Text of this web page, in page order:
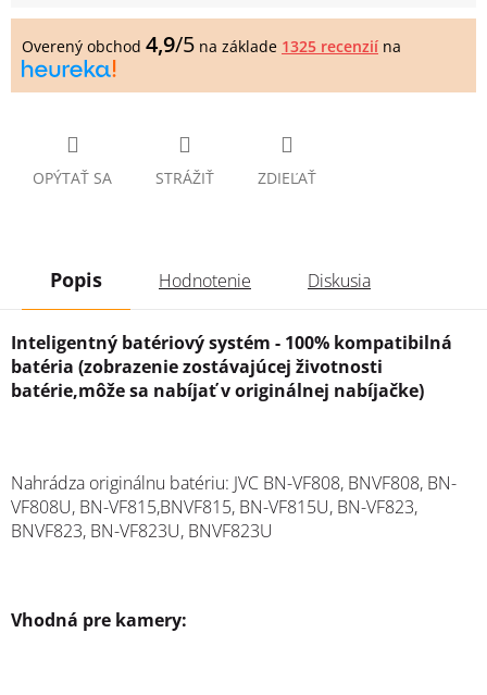
OPÝTAŤ SA STRÁŽIŤ ZDIEĽAŤ
cena:
Overený obchod 4,9/5 na základe 1325 recenzií na
Popis Hodnotenie Diskusia
Inteligentný batériový systém - 100% kompatibilná
batéria (zobrazenie zostávajúcej životnosti
batérie,môže sa nabíjať v originálnej nabíjačke)
Nahrádza originálnu batériu: JVC BN-VF808, BNVF808, BN-
VF808U, BN-VF815,BNVF815, BN-VF815U, BN-VF823,
BNVF823, BN-VF823U, BNVF823U
Vhodná pre kamery: